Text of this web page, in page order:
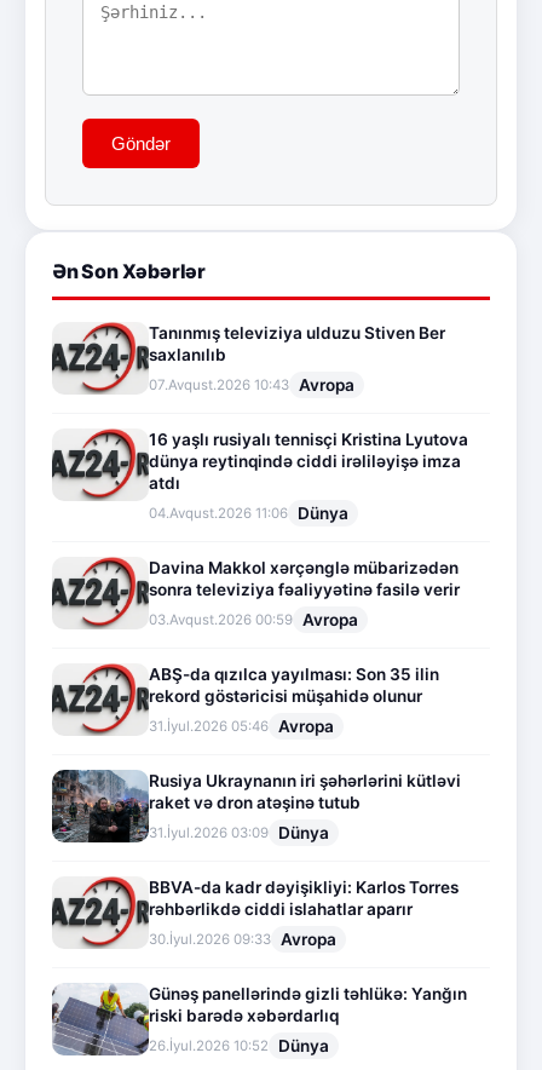
Göndər
Ən Son Xəbərlər
Tanınmış televiziya ulduzu Stiven Ber
saxlanılıb
07.Avqust.2026 10:43 Avropa
16 yaşlı rusiyalı tennisçi Kristina Lyutova
dünya reytinqində ciddi irəliləyişə imza
atdı
04.Avqust.2026 11:06 Dünya
Davina Makkol xərçənglə mübarizədən
sonra televiziya fəaliyyətinə fasilə verir
03.Avqust.2026 00:59 Avropa
ABŞ-da qızılca yayılması: Son 35 ilin
rekord göstəricisi müşahidə olunur
31.İyul.2026 05:46 Avropa
Rusiya Ukraynanın iri şəhərlərini kütləvi
raket və dron atəşinə tutub
31.İyul.2026 03:09 Dünya
BBVA-da kadr dəyişikliyi: Karlos Torres
rəhbərlikdə ciddi islahatlar aparır
30.İyul.2026 09:33 Avropa
Günəş panellərində gizli təhlükə: Yanğın
riski barədə xəbərdarlıq
26.İyul.2026 10:52 Dünya